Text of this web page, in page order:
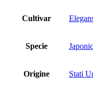
Cultivar
Specie
Origine Stati